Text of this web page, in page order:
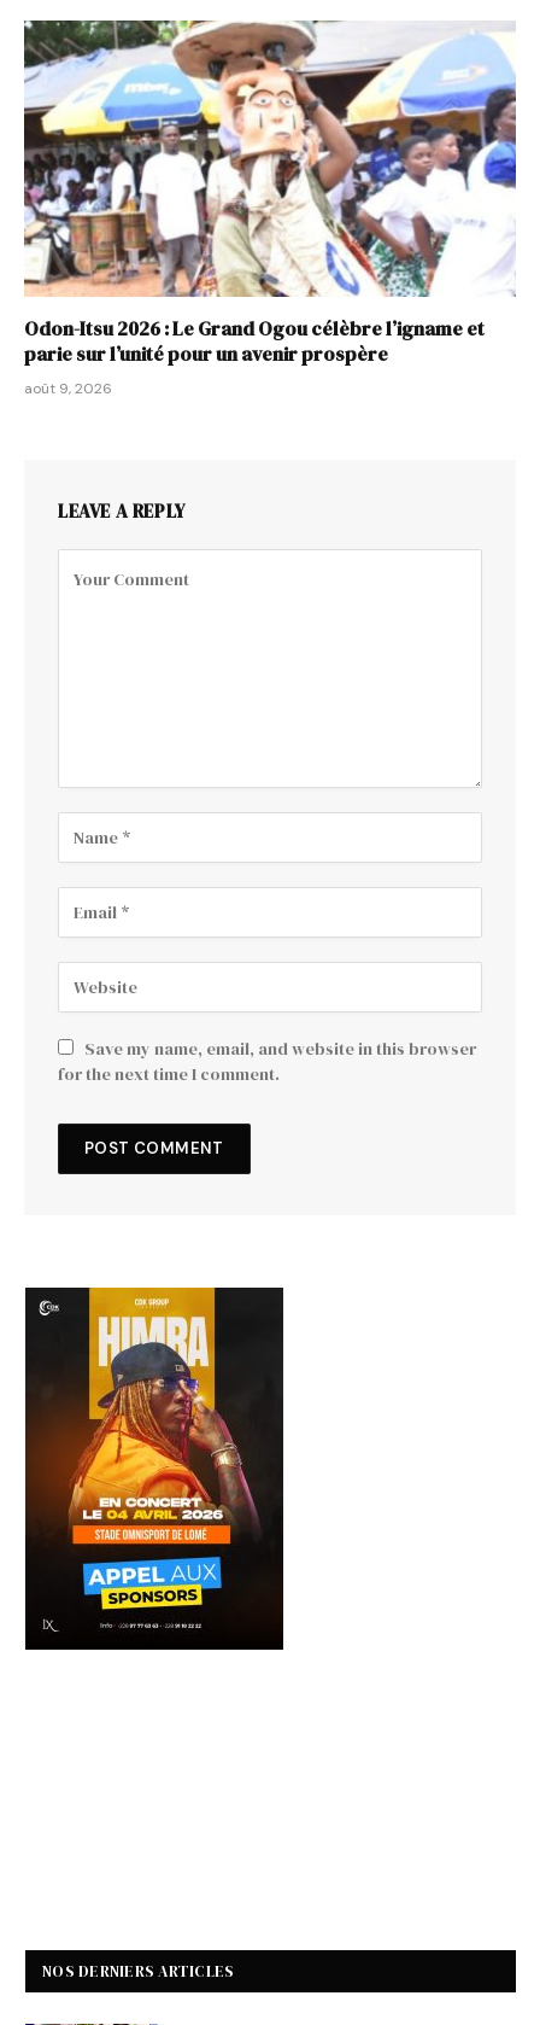
Odon-Itsu 2026 : Le Grand Ogou célèbre l’igname et
parie sur l’unité pour un avenir prospère
août 9, 2026
LEAVE A REPLY
Save my name, email, and website in this browser
for the next time I comment.
NOS DERNIERS ARTICLES